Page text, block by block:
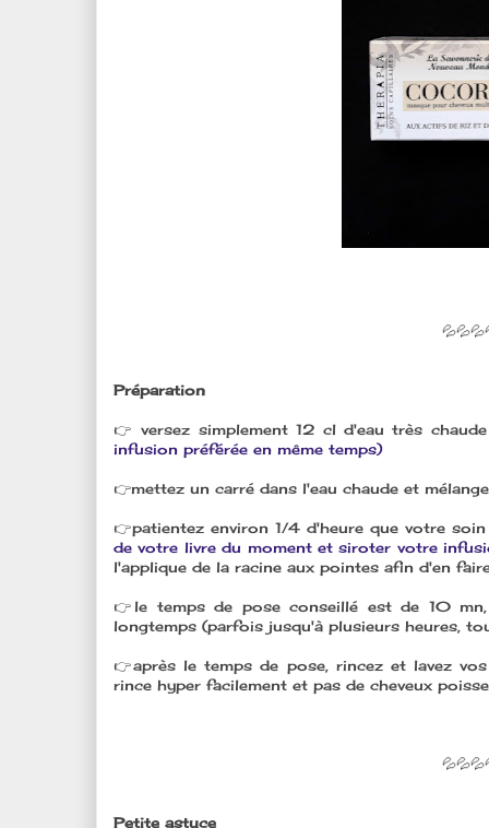
Préparation
👉 versez simplement 12 cl d'eau très
infusion préférée en même temps)
👉mettez un carré dans l'eau chaude et
👉patientez environ 1/4 d'heure que votre
de votre livre du moment et siroter votre
l'applique de la racine aux pointes afin d'en
👉le temps de pose conseillé est de 10
longtemps (parfois jusqu'à plusieurs heures,
👉après le temps de pose, rincez et lavez
rince hyper facilement et pas de cheveux
Petite astuce